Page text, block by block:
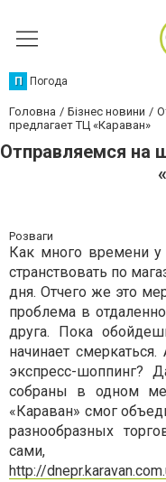
П Погода
Головна Бізнес новини
предлагает ТЦ «Караван»
Отправляемся на
Розваги
Как много времени
странствовать по
дня. Отчего же это
проблема в
друга. Пока
начинает
экспресс-шоппинг?
собраны в одном
«Караван» смог
разнообразных
сами,
http://